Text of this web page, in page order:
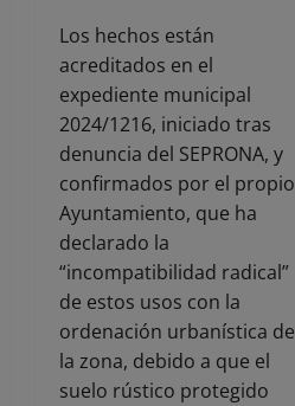
Los hechos están
acreditados en el
expediente municipal
2024/1216, iniciado tras
denuncia del SEPRONA, y
confirmados por el propio
Ayuntamiento, que ha
declarado la
“incompatibilidad radical”
de estos usos con la
ordenación urbanística de
la zona, debido a que el
suelo rústico protegido